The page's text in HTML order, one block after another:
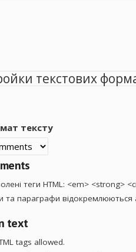
текстових
тексту
теги HTML: <em> <strong>
та параграфи відокремлюються
text
tags allowed.